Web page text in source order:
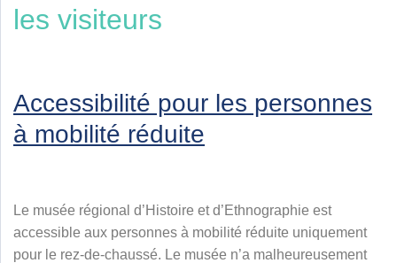
les visiteurs
Accessibilité pour les personnes
à mobilité réduite
Le musée régional d’Histoire et d’Ethnographie est
accessible aux personnes à mobilité réduite uniquement
pour le rez-de-chaussé. Le musée n’a malheureusement